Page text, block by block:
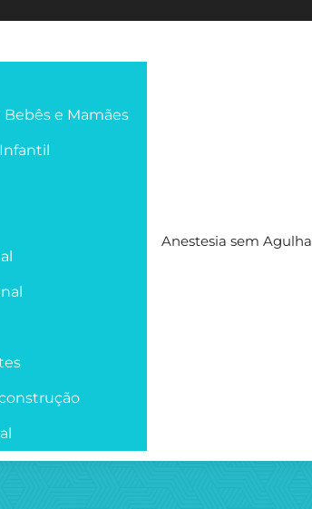
e Mamães
Anestesia sem Agulha